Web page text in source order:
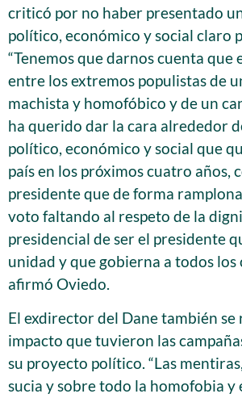
criticó por no haber presentado
político, económico y social claro
“Tenemos que darnos cuenta que
entre los extremos populistas de
machista y homofóbico y de un
ha querido dar la cara alrededor
político, económico y social que
país en los próximos cuatro años,
presidente que de forma
voto faltando al respeto de la
presidencial de ser el presidente
unidad y que gobierna a todos los
afirmó Oviedo.
El exdirector del Dane también se
impacto que tuvieron las
su proyecto político. “Las
sucia y sobre todo la homofobia y